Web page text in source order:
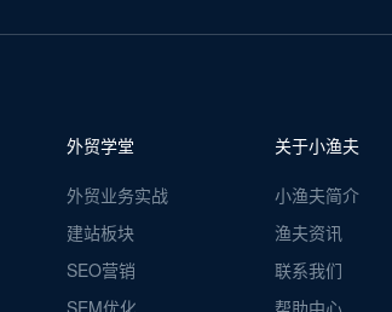
外贸学堂
外贸业务实战
建站板块
SEO营销
SEM优化
关于小渔夫
小渔夫简介
渔夫资讯
联系我们
帮助中心